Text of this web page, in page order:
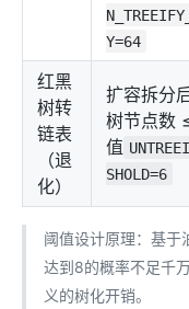
Y=64
红黑
树转
链表
（退
化）
扩容拆分
树节点数
值
SHOLD=6
阈值设计原理：基于
达到8的概率不足千
义的树化开销。